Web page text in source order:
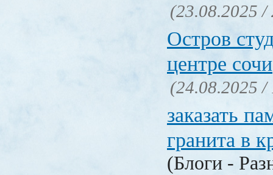
(23.08.2025 /
Остров
центре сочи
(24.08.2025 /
заказать
гранита в
(Блоги -